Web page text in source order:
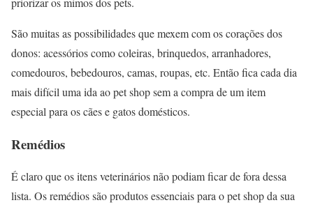
São muitas as possibilidades que mexem com os corações dos
donos: acessórios como coleiras, brinquedos, arranhadores,
comedouros, bebedouros, camas, roupas, etc. Então fica cada dia
mais difícil uma ida ao pet shop sem a compra de um item
especial para os cães e gatos domésticos.
Remédios
É claro que os itens veterinários não podiam ficar de fora dessa
lista. Os remédios são produtos essenciais para o pet shop da sua